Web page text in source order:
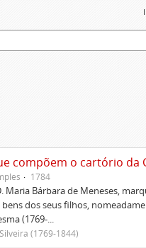
compõem o cartório da
1784
Bárbara de Meneses,
dos seus filhos,
(1769-...
(1769-1844)